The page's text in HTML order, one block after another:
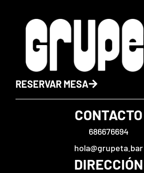
RESERVAR MESA
CONTACTO
686676694
hola@grupeta.bar
DIRECCIÓN